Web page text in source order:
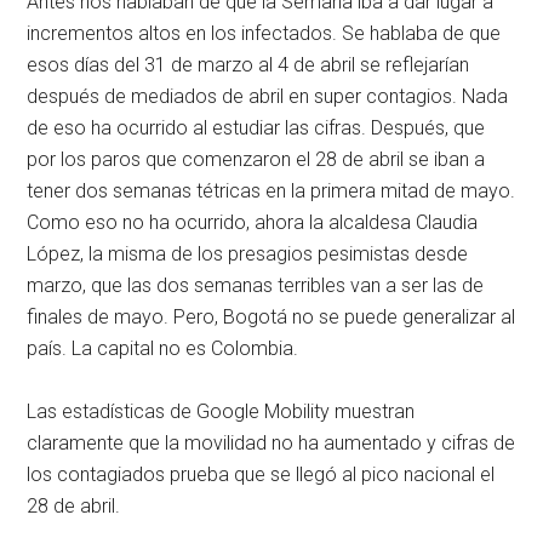
incrementos altos en los infectados. Se hablaba de que
esos días del 31 de marzo al 4 de abril se reflejarían
después de mediados de abril en super contagios. Nada
de eso ha ocurrido al estudiar las cifras. Después, que
por los paros que comenzaron el 28 de abril se iban a
tener dos semanas tétricas en la primera mitad de mayo.
Como eso no ha ocurrido, ahora la alcaldesa Claudia
López, la misma de los presagios pesimistas desde
marzo, que las dos semanas terribles van a ser las de
finales de mayo. Pero, Bogotá no se puede generalizar al
país. La capital no es Colombia.
Las estadísticas de Google Mobility muestran
claramente que la movilidad no ha aumentado y cifras de
los contagiados prueba que se llegó al pico nacional el
28 de abril.